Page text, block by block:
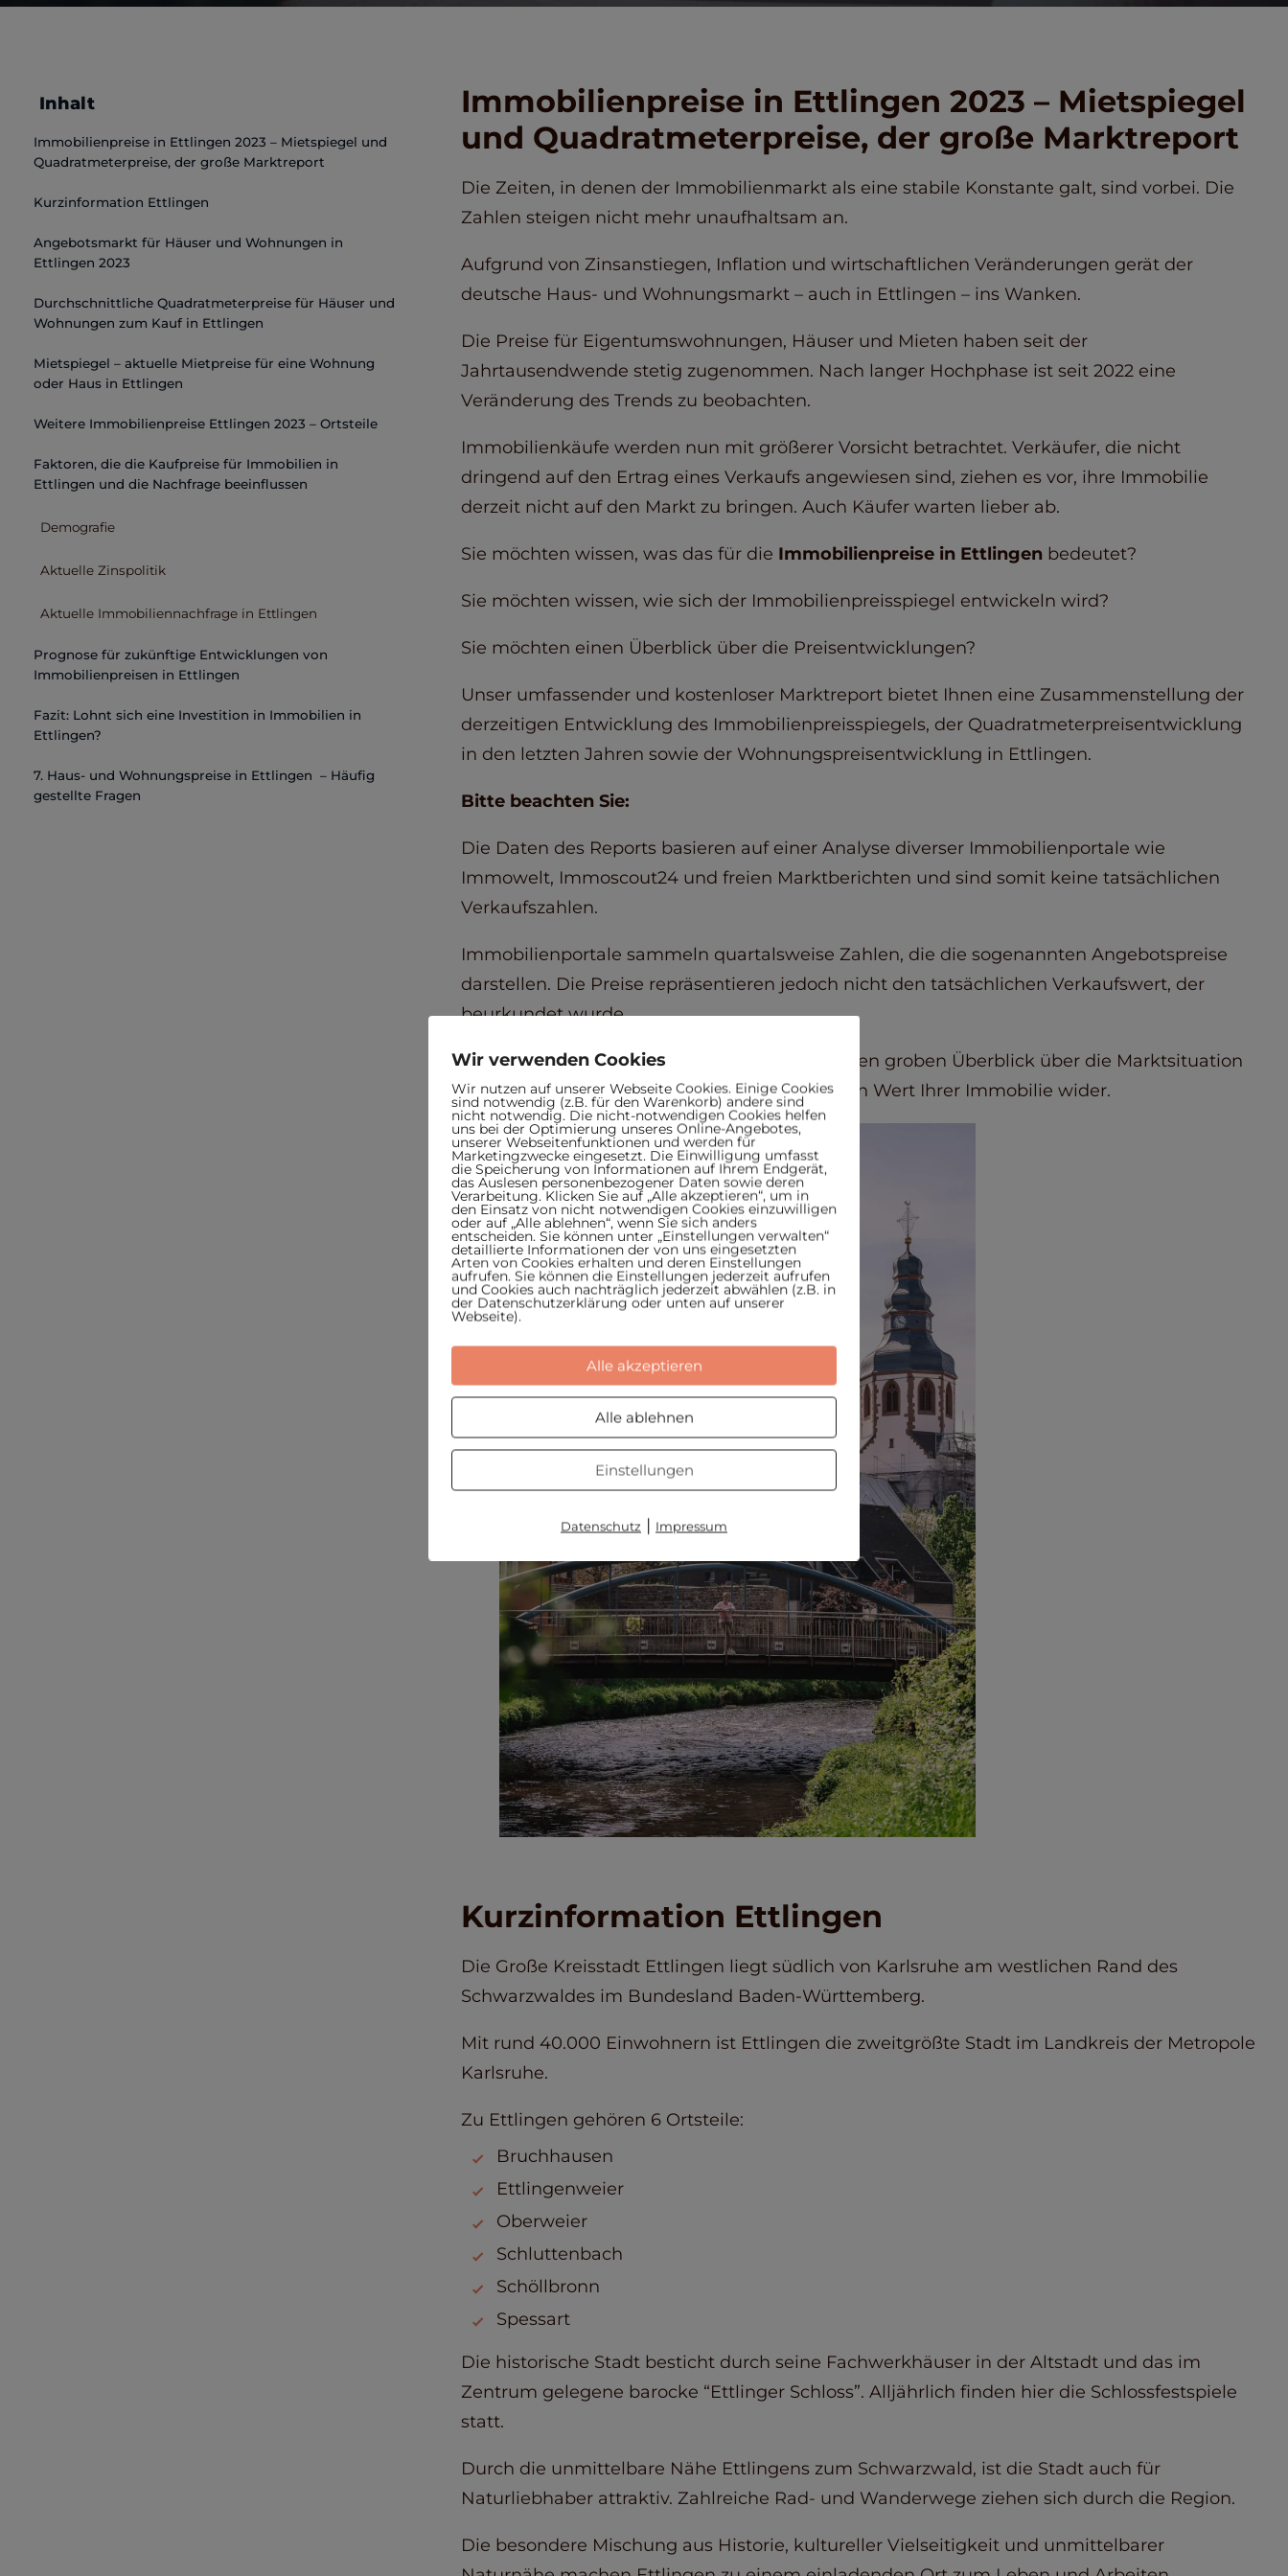
Inhalt
Immobilienpreise in Ettlingen 2023 – Mietspiegel und
Quadratmeterpreise, der große Marktreport
Kurzinformation Ettlingen
Angebotsmarkt für Häuser und Wohnungen in
Ettlingen 2023
Durchschnittliche Quadratmeterpreise für Häuser und
Wohnungen zum Kauf in Ettlingen
Mietspiegel – aktuelle Mietpreise für eine Wohnung
oder Haus in Ettlingen
Weitere Immobilienpreise Ettlingen 2023 – Ortsteile
Faktoren, die die Kaufpreise für Immobilien in
Ettlingen und die Nachfrage beeinflussen
Demografie
Aktuelle Zinspolitik
Aktuelle Immobiliennachfrage in Ettlingen
Prognose für zukünftige Entwicklungen von
Immobilienpreisen in Ettlingen
Fazit: Lohnt sich eine Investition in Immobilien in
Ettlingen?
7. Haus- und Wohnungspreise in Ettlingen – Häufig
gestellte Fragen
Immobilienpreise in Ettlingen 2023 – Mietspiegel
und Quadratmeterpreise, der große Marktreport
Die Zeiten, in denen der Immobilienmarkt als eine stabile Konstante galt, sind vorbei. Die
Zahlen steigen nicht mehr unaufhaltsam an.
Aufgrund von Zinsanstiegen, Inflation und wirtschaftlichen Veränderungen gerät der
deutsche Haus- und Wohnungsmarkt – auch in Ettlingen – ins Wanken.
Die Preise für Eigentumswohnungen, Häuser und Mieten haben seit der
Jahrtausendwende stetig zugenommen. Nach langer Hochphase ist seit 2022 eine
Veränderung des Trends zu beobachten.
Immobilienkäufe werden nun mit größerer Vorsicht betrachtet. Verkäufer, die nicht
dringend auf den Ertrag eines Verkaufs angewiesen sind, ziehen es vor, ihre Immobilie
derzeit nicht auf den Markt zu bringen. Auch Käufer warten lieber ab.
Sie möchten wissen, was das für die Immobilienpreise in Ettlingen bedeutet?
Sie möchten wissen, wie sich der Immobilienpreisspiegel entwickeln wird?
Sie möchten einen Überblick über die Preisentwicklungen?
Unser umfassender und kostenloser Marktreport bietet Ihnen eine Zusammenstellung der
derzeitigen Entwicklung des Immobilienpreisspiegels, der Quadratmeterpreisentwicklung
in den letzten Jahren sowie der Wohnungspreisentwicklung in Ettlingen.
Bitte beachten Sie:
Die Daten des Reports basieren auf einer Analyse diverser Immobilienportale wie
Immowelt, Immoscout24 und freien Marktberichten und sind somit keine tatsächlichen
Verkaufszahlen.
Immobilienportale sammeln quartalsweise Zahlen, die die sogenannten Angebotspreise
darstellen. Die Preise repräsentieren jedoch nicht den tatsächlichen Verkaufswert, der
beurkundet wurde.
Die Angebotspreise dienen lediglich dazu, einen groben Überblick über die Marktsituation
zu geben und spiegeln nicht den tatsächlichen Wert Ihrer Immobilie wider.
Kurzinformation Ettlingen
Die Große Kreisstadt Ettlingen liegt südlich von Karlsruhe am westlichen Rand des
Schwarzwaldes im Bundesland Baden-Württemberg.
Mit rund 40.000 Einwohnern ist Ettlingen die zweitgrößte Stadt im Landkreis der Metropole
Karlsruhe.
Zu Ettlingen gehören 6 Ortsteile:
Bruchhausen
Ettlingenweier
Oberweier
Schluttenbach
Schöllbronn
Spessart
Die historische Stadt besticht durch seine Fachwerkhäuser in der Altstadt und das im
Zentrum gelegene barocke “Ettlinger Schloss”. Alljährlich finden hier die Schlossfestspiele
statt.
Durch die unmittelbare Nähe Ettlingens zum Schwarzwald, ist die Stadt auch für
Naturliebhaber attraktiv. Zahlreiche Rad- und Wanderwege ziehen sich durch die Region.
Die besondere Mischung aus Historie, kultureller Vielseitigkeit und unmittelbarer
Wir verwenden Cookies
Wir nutzen auf unserer Webseite Cookies. Einige Cookies
sind notwendig (z.B. für den Warenkorb) andere sind
nicht notwendig. Die nicht-notwendigen Cookies helfen
uns bei der Optimierung unseres Online-Angebotes,
unserer Webseitenfunktionen und werden für
Marketingzwecke eingesetzt. Die Einwilligung umfasst
die Speicherung von Informationen auf Ihrem Endgerät,
das Auslesen personenbezogener Daten sowie deren
Verarbeitung. Klicken Sie auf „Alle akzeptieren“, um in
den Einsatz von nicht notwendigen Cookies einzuwilligen
oder auf „Alle ablehnen“, wenn Sie sich anders
entscheiden. Sie können unter „Einstellungen verwalten“
detaillierte Informationen der von uns eingesetzten
Arten von Cookies erhalten und deren Einstellungen
aufrufen. Sie können die Einstellungen jederzeit aufrufen
und Cookies auch nachträglich jederzeit abwählen (z.B. in
der Datenschutzerklärung oder unten auf unserer
Webseite).
Alle akzeptieren
Alle ablehnen
Einstellungen
Datenschutz | Impressum